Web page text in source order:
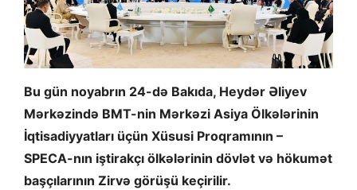
Bu gün noyabrın 24-də Bakıda, Heydər Əliyev
Mərkəzində BMT-nin Mərkəzi Asiya Ölkələrinin
İqtisadiyyatları üçün Xüsusi Proqramının –
SPECA-nın iştirakçı ölkələrinin dövlət və hökumət
başçılarının Zirvə görüşü keçirilir.